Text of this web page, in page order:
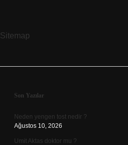
Sitemap
Sidebar
Son Yazılar
Neden yengen tost nedir ?
Ağustos 10, 2026
Umit Aktas doktor mu ?